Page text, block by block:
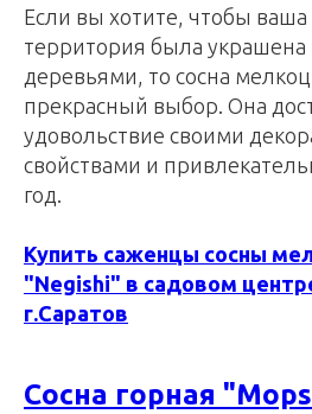
Если вы хотите, чтобы ваша
территория была
деревьями, то сосна
прекрасный выбор. Она
удовольствие своими
свойствами и
год.
Купить саженцы сосны
"Negishi" в садовом
г.Саратов
Сосна горная